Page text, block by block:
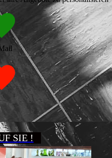
SIE !